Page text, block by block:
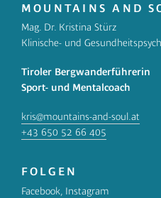
MOUNTAINS AND
Mag. Dr. Kristina Stürz
Klinische- und
Tiroler Bergwanderführerin
Sport- und Mentalcoach
kris@mountains-and-soul.at
+43 650 52 66 405
FOLGEN
Facebook, Instagram